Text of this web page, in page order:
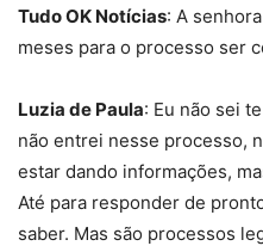
Tudo OK Notícias: A
meses para o processo ser
Luzia de Paula: Eu não sei
não entrei nesse processo,
estar dando informações,
Até para responder de
saber. Mas são processos